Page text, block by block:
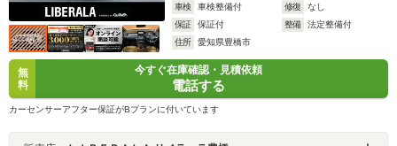
車検
車検整備付 修復
なし
保証
保証付 整備
法定整備付
住所
愛知県豊橋市
無
料
今すぐ在庫確認・見積依頼
電話する
カーセンサーアフター保証がBプランに付いています